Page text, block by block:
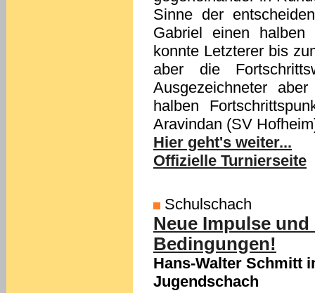
Sinne der
Gabriel einen halben
konnte Letzterer bis
aber die
Ausgezeichneter
halben
Aravindan (SV
Hier geht's weiter...
Offizielle Turnierseite
Schulschach
Neue Impulse
Bedingungen!
Hans-Walter Schmitt
Jugendschach